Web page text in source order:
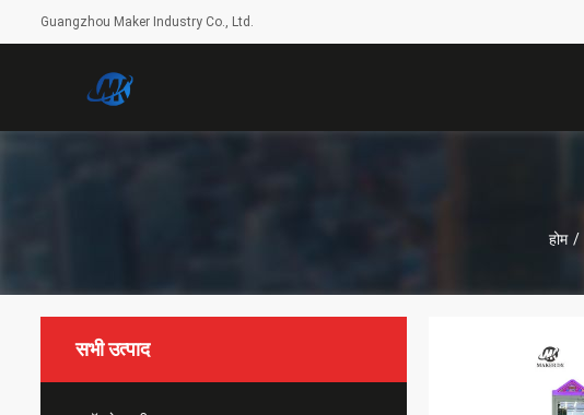
Guangzhou Maker Industry Co., Ltd.
होम /
सभी उत्पाद